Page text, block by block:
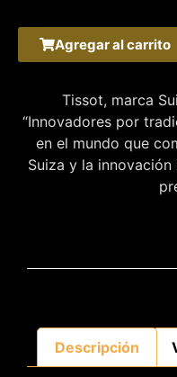
Agregar al carrito
Tissot, marca
“Innovadores por
en el mundo que
Suiza y la
Descripción